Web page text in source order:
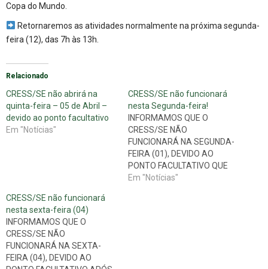
Copa do Mundo.
Retornaremos as atividades normalmente na próxima segunda-
feira (12), das 7h às 13h.
Relacionado
CRESS/SE não abrirá na
quinta-feira – 05 de Abril –
devido ao ponto facultativo
Em "Notícias"
CRESS/SE não funcionará
nesta Segunda-feira!
INFORMAMOS QUE O
CRESS/SE NÃO
FUNCIONARÁ NA SEGUNDA-
FEIRA (01), DEVIDO AO
PONTO FACULTATIVO QUE
ANTECEDE O FERIADO DE
Em "Notícias"
CRESS/SE não funcionará
nesta sexta-feira (04)
INFORMAMOS QUE O
CRESS/SE NÃO
FUNCIONARÁ NA SEXTA-
FEIRA (04), DEVIDO AO